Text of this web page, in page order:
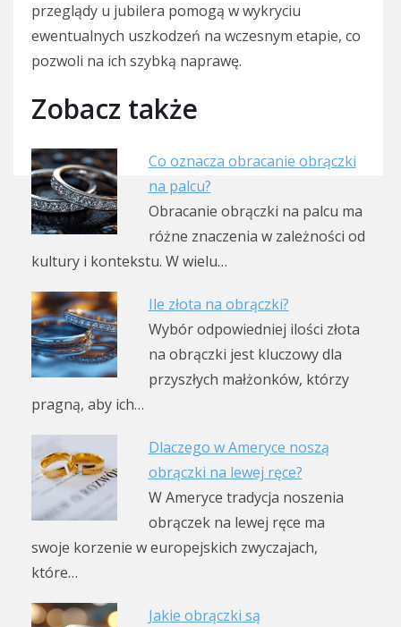
przeglądy u jubilera pomogą w wykryciu
ewentualnych uszkodzeń na wczesnym etapie, co
pozwoli na ich szybką naprawę.
Zobacz także
Co oznacza obracanie obrączki
na palcu?
Obracanie obrączki na palcu ma
różne znaczenia w zależności od
kultury i kontekstu. W wielu…
Ile złota na obrączki?
Wybór odpowiedniej ilości złota
na obrączki jest kluczowy dla
przyszłych małżonków, którzy
pragną, aby ich…
Dlaczego w Ameryce noszą
obrączki na lewej ręce?
W Ameryce tradycja noszenia
obrączek na lewej ręce ma
swoje korzenie w europejskich zwyczajach,
które…
Jakie obrączki są